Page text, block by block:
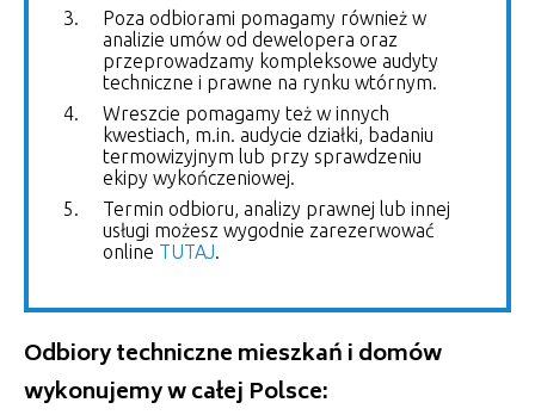
Poza odbiorami pomagamy również w
analizie umów od dewelopera oraz
przeprowadzamy kompleksowe audyty
techniczne i prawne na rynku wtórnym.
Wreszcie pomagamy też w innych
kwestiach, m.in. audycie działki, badaniu
termowizyjnym lub przy sprawdzeniu
ekipy wykończeniowej.
Termin odbioru, analizy prawnej lub innej
usługi możesz wygodnie zarezerwować
online TUTAJ.
Odbiory techniczne mieszkań i domów
wykonujemy w całej Polsce: